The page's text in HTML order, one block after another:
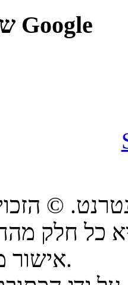
שותף מוסמך של Google
©
כל חלק
אישור מחברת הכתובת.